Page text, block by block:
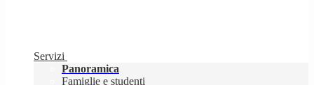
Servizi
Panoramica
Famiglie e studenti